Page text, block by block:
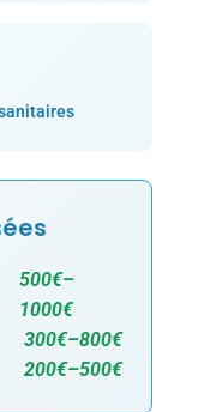
500€–
1000€
300€–800€
200€–500€